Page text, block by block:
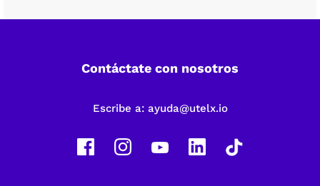
Contáctate con nosotros
Escribe a: ayuda@utelx.io